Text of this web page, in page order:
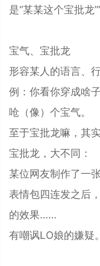
是“某某这个宝批龙
宝气、宝批龙
形容某人的语言、
例：你看你穿成啥
呛（像）个宝气。
至于宝批龙嘛，其
宝批龙，大不同：
某位网友制作了一
表情包四连发之后
的效果……‌‌‌‌
有嘲讽LO娘的嫌疑。